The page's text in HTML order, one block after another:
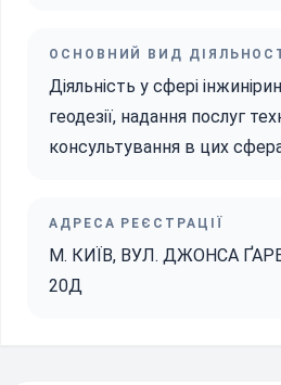
ОСНОВНИЙ ВИД
Діяльність у сфері
геодезії, надання послуг
консультування в цих
АДРЕСА РЕЄСТРАЦІЇ
М. КИЇВ, ВУЛ. ДЖОНСА
20Д